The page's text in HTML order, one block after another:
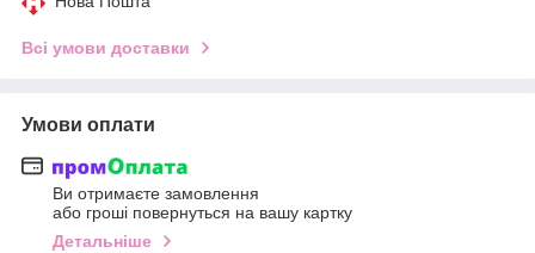
Всі умови доставки
Умови оплати
Ви отримаєте замовлення
або гроші повернуться на вашу картку
Детальніше